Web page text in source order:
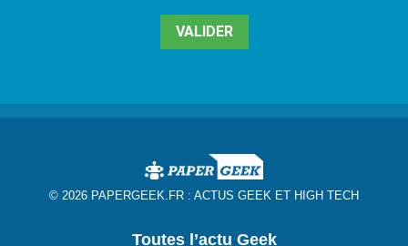
© 2026 PAPERGEEK.FR : ACTUS GEEK ET HIGH TECH
Toutes l’actu Geek